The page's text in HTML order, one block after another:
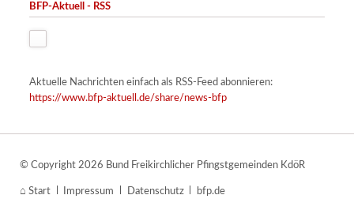
BFP-Aktuell - RSS
Aktuelle Nachrichten einfach als RSS-Feed abonnieren:
https://www.bfp-aktuell.de/share/news-bfp
© Copyright 2026 Bund Freikirchlicher Pfingstgemeinden KdöR
Navigation
Start Impressum Datenschutz bfp.de